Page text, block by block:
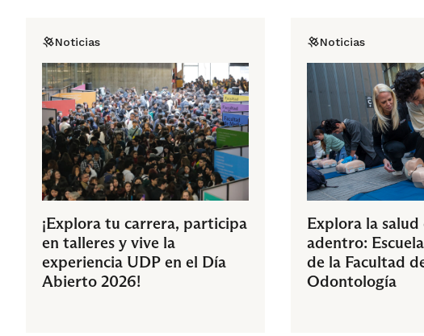
Noticias
¡Explora tu carrera, participa
en talleres y vive la
experiencia UDP en el Día
Abierto 2026!
Noticias
Explora la salud
adentro:
de la Facultad
Odontología